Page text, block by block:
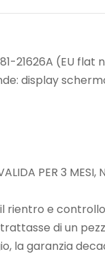
21626A (EU flat
display
PER 3
rientro e
di un
la garanzia